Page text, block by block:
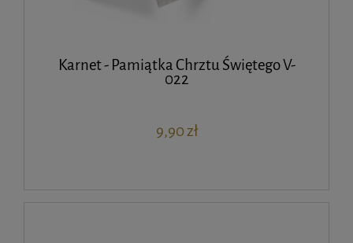
Karnet - Pamiątka Chrztu Świętego V-
022
9,90 zł